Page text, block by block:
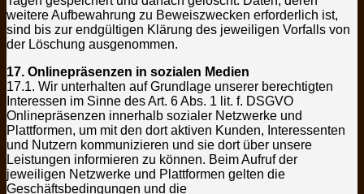
weitere Aufbewahrung zu Beweiszwecken erforderlich ist,
sind bis zur endgültigen Klärung des jeweiligen Vorfalls von
der Löschung ausgenommen.
17. Onlinepräsenzen in sozialen Medien
17.1. Wir unterhalten auf Grundlage unserer berechtigten
Interessen im Sinne des Art. 6 Abs. 1 lit. f. DSGVO
Onlinepräsenzen innerhalb sozialer Netzwerke und
Plattformen, um mit den dort aktiven Kunden, Interessenten
und Nutzern kommunizieren und sie dort über unsere
Leistungen informieren zu können. Beim Aufruf der
jeweiligen Netzwerke und Plattformen gelten die
Geschäftsbedingungen und die